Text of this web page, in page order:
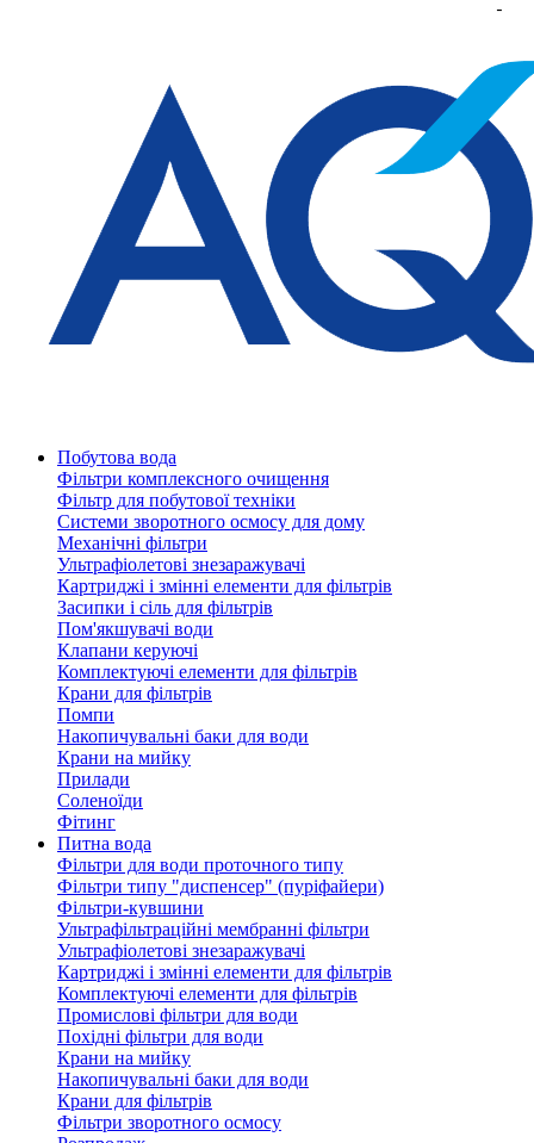
Побутова вода
Фільтри комплексного очищення
Фільтр для побутової техніки
Системи зворотного осмосу для дому
Механічні фільтри
Ультрафіолетові знезаражувачі
Картриджі і змінні елементи для фільтрів
Засипки і сіль для фільтрів
Пом'якшувачі води
Клапани керуючі
Комплектуючі елементи для фільтрів
Крани для фільтрів
Помпи
Накопичувальні баки для води
Крани на мийку
Прилади
Соленоїди
Фітинг
Питна вода
Фільтри для води проточного типу
Фільтри типу "диспенсер" (пуріфайери)
Фільтри-кувшини
Ультрафільтраційні мембранні фільтри
Ультрафіолетові знезаражувачі
Картриджі і змінні елементи для фільтрів
Комплектуючі елементи для фільтрів
Промислові фільтри для води
Похідні фільтри для води
Крани на мийку
Накопичувальні баки для води
Крани для фільтрів
Фільтри зворотного осмосу